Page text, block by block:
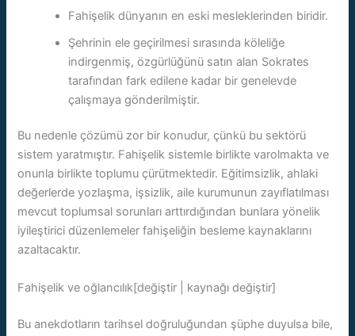
Fahişelik dünyanın en eski mesleklerinden biridir.
Şehrinin ele geçirilmesi sırasında köleliğe
indirgenmiş, özgürlüğünü satın alan Sokrates
tarafından fark edilene kadar bir genelevde
çalışmaya gönderilmiştir.
Bu nedenle çözümü zor bir konudur, çünkü bu sektörü
sistem yaratmıştır. Fahişelik sistemle birlikte varolmakta ve
onunla birlikte toplumu çürütmektedir. Eğitimsizlik, ahlaki
değerlerde yozlaşma, işsizlik, aile kurumunun zayıflatılması
mevcut toplumsal sorunları arttırdığından bunlara yönelik
iyileştirici düzenlemeler fahişeliğin besleme kaynaklarını
azaltacaktır.
Fahişelik ve oğlancılık[değiştir | kaynağı değiştir]
Bu anekdotların tarihsel doğruluğundan şüphe duyulsa bile,